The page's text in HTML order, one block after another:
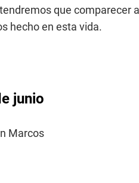
que comparecer
hecho en esta vida.
junio
Marcos